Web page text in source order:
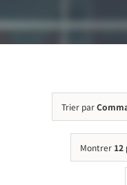
Trier par
Montrer 12